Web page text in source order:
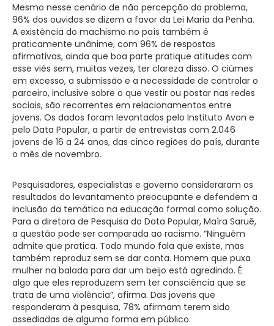
Mesmo nesse cenário de não percepção do problema,
96% dos ouvidos se dizem a favor da Lei Maria da Penha.
A existência do machismo no país também é
praticamente unânime, com 96% de respostas
afirmativas, ainda que boa parte pratique atitudes com
esse viés sem, muitas vezes, ter clareza disso. O ciúmes
em excesso, a submissão e a necessidade de controlar o
parceiro, inclusive sobre o que vestir ou postar nas redes
sociais, são recorrentes em relacionamentos entre
jovens. Os dados foram levantados pelo Instituto Avon e
pelo Data Popular, a partir de entrevistas com 2.046
jovens de 16 a 24 anos, das cinco regiões do país, durante
o mês de novembro.
Pesquisadores, especialistas e governo consideraram os
resultados do levantamento preocupante e defendem a
inclusão da temática na educação formal como solução.
Para a diretora de Pesquisa do Data Popular, Maíra Saruê,
a questão pode ser comparada ao racismo. “Ninguém
admite que pratica. Todo mundo fala que existe, mas
também reproduz sem se dar conta. Homem que puxa
mulher na balada para dar um beijo está agredindo. É
algo que eles reproduzem sem ter consciência que se
trata de uma violência”, afirma. Das jovens que
responderam à pesquisa, 78% afirmam terem sido
assediadas de alguma forma em público.